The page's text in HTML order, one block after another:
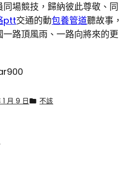
場競技，歸納彼此尊敬、同
ptt交通的動包養管道聽故事，
路頂風雨、一路向將來的更
月 9 日 不該